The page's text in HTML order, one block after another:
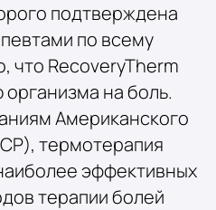
подтверждена
по всему
что RecoveryTherm
на боль.
Американского
термотерапия
эффективных
терапии болей